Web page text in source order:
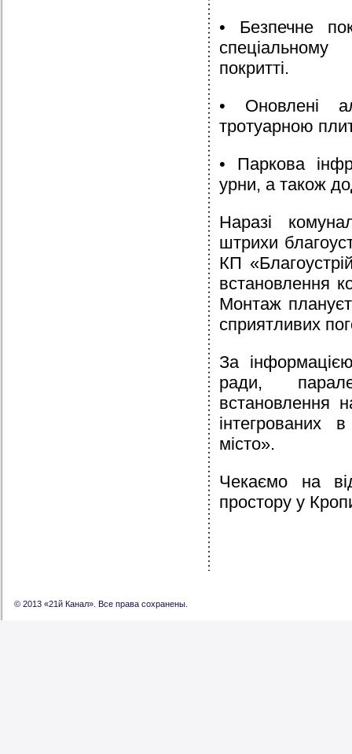
• Безпечне
спеціальному
покритті.
• Оновлені
тротуарною
• Паркова
урни, а також
Наразі
штрихи
КП
встановлення
Монтаж
сприятливих
За
ради,
встановлення
інтегрованих
місто».
Чекаємо на
простору у
© 2013 «21й Канал». Все права сохранены.